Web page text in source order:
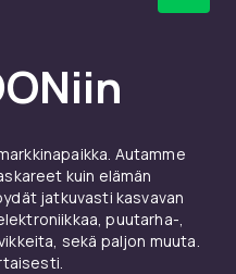
että nimike
yhteydessä on
tarjoavat
antaa syvemmän
ja
jotka haluavat
Autamme
kuin elämän
jatkuvasti kasvavan
puutarha-,
sekä paljon muuta.